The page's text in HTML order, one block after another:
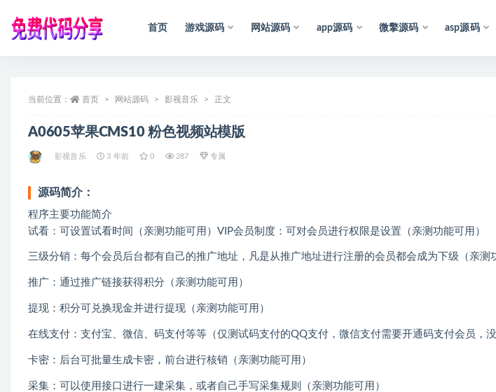
首页 游戏源码 网站源码 app源码 微擎源码 asp源码
当前位置： 首页 网站源码 影视音乐 正文
A0605苹果CMS10 粉色视频站模版
影视音乐 3 年前 0 287 专属
源码简介：
程序主要功能简介
试看：可设置试看时间（亲测功能可用）VIP会员制度：可对会员进行权限是设置（亲测功能可用）
三级分销：每个会员后台都有自己的推广地址，凡是从推广地址进行注册的会员都会成为下级（亲测
推广：通过推广链接获得积分（亲测功能可用）
提现：积分可兑换现金并进行提现（亲测功能可用）
在线支付：支付宝、微信、码支付等等（仅测试码支付的QQ支付，微信支付需要开通码支付会员，没
卡密：后台可批量生成卡密，前台进行核销（亲测功能可用）
采集：可以使用接口进行一建采集，或者自己手写采集规则（亲测功能可用）